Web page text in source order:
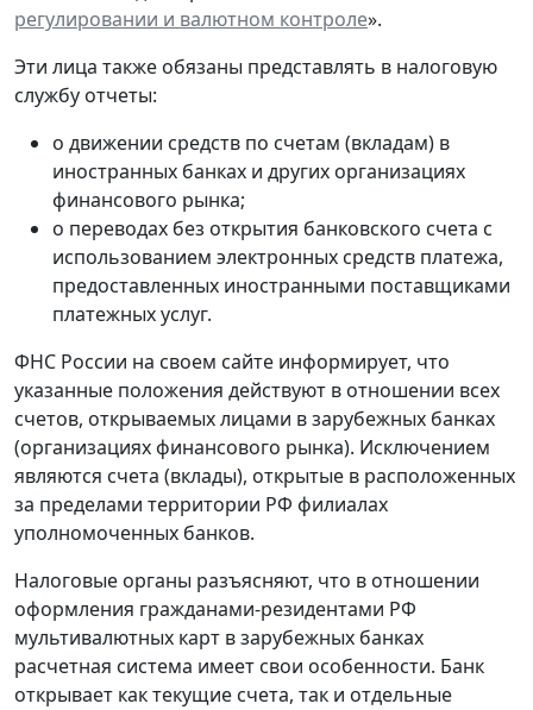
регулировании и валютном контроле».
Эти лица также обязаны представлять в налоговую
службу отчеты:
о движении средств по счетам (вкладам) в
иностранных банках и других организациях
финансового рынка;
о переводах без открытия банковского счета с
использованием электронных средств платежа,
предоставленных иностранными поставщиками
платежных услуг.
ФНС России на своем сайте информирует, что
указанные положения действуют в отношении всех
счетов, открываемых лицами в зарубежных банках
(организациях финансового рынка). Исключением
являются счета (вклады), открытые в расположенных
за пределами территории РФ филиалах
уполномоченных банков.
Налоговые органы разъясняют, что в отношении
оформления гражданами-резидентами РФ
мультивалютных карт в зарубежных банках
расчетная система имеет свои особенности. Банк
открывает как текущие счета, так и отдельные